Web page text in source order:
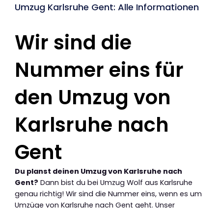
Umzug Karlsruhe Gent: Alle Informationen
Wir sind die
Nummer eins für
den Umzug von
Karlsruhe nach
Gent
Du planst deinen Umzug von Karlsruhe nach
Gent? Dann bist du bei Umzug Wolf aus Karlsruhe
genau richtig! Wir sind die Nummer eins, wenn es um
Umzüge von Karlsruhe nach Gent geht. Unser